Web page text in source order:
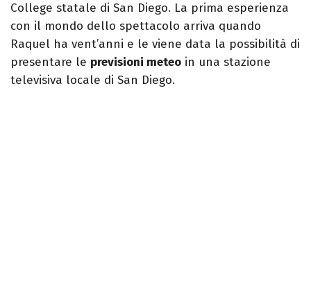
College statale di San Diego. La prima esperienza
con il mondo dello spettacolo arriva quando
Raquel ha vent’anni e le viene data la possibilità di
presentare le previsioni meteo in una stazione
televisiva locale di San Diego.